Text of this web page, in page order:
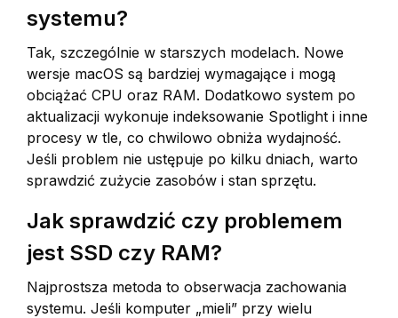
systemu?
Tak, szczególnie w starszych modelach. Nowe
wersje macOS są bardziej wymagające i mogą
obciążać CPU oraz RAM. Dodatkowo system po
aktualizacji wykonuje indeksowanie Spotlight i inne
procesy w tle, co chwilowo obniża wydajność.
Jeśli problem nie ustępuje po kilku dniach, warto
sprawdzić zużycie zasobów i stan sprzętu.
Jak sprawdzić czy problemem
jest SSD czy RAM?
Najprostsza metoda to obserwacja zachowania
systemu. Jeśli komputer „mieli” przy wielu